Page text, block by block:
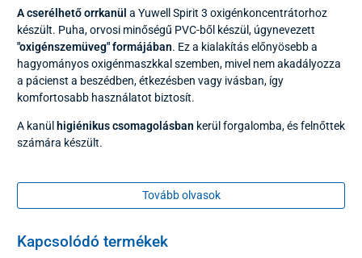
A cserélhető orrkanül a Yuwell Spirit 3 oxigénkoncentrátorhoz
készült. Puha, orvosi minőségű PVC-ből készül, úgynevezett
"oxigénszemüveg" formájában. Ez a kialakítás előnyösebb a
hagyományos oxigénmaszkkal szemben, mivel nem akadályozza
a pácienst a beszédben, étkezésben vagy ivásban, így
komfortosabb használatot biztosít.
A kanül higiénikus csomagolásban kerül forgalomba, és felnőttek
számára készült.
ITT
Tovább olvasok
Kapcsolódó termékek